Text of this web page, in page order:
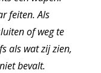
feiten. Als
of weg te
als wat zij zien,
bevalt.